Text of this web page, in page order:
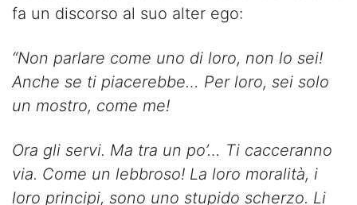
fa un discorso al suo alter ego:
“Non parlare come uno di loro, non lo sei!
Anche se ti piacerebbe… Per loro, sei solo
un mostro, come me!
Ora gli servi. Ma tra un po’… Ti cacceranno
via. Come un lebbroso! La loro moralità, i
loro principi, sono uno stupido scherzo. Li